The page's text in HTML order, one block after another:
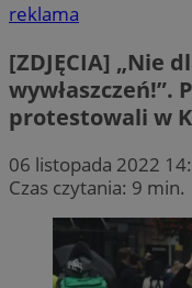
reklama
[ZDJĘCIA] „Nie
wywłaszczeń!”.
protestowali w
06 listopada 2022
Czas czytania: 9 min.